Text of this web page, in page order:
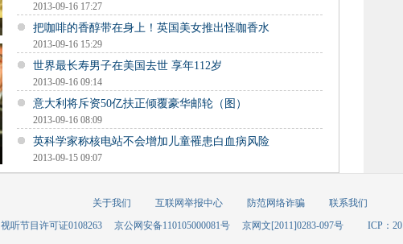
2013-09-16 17:27
把咖啡的香醇带在身上！英国美女推出怪咖香水
2013-09-16 15:29
世界最长寿男子在美国去世 享年112岁
2013-09-16 09:14
意大利将斥资50亿扶正倾覆豪华邮轮（图）
2013-09-16 08:09
英科学家称核电站不会增加儿童罹患白血病风险
2013-09-15 09:07
关于我们 互联网举报中心 防范网络诈骗
联系我们
视听节目许可证0108263
京公网安备110105000081号 京网文[2011]0283-097号 ICP：